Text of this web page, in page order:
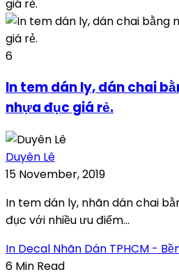
6
In tem dán ly, dán chai
nhựa đục giá rẻ.
Duyên Lê
15 November, 2019
In tem dán ly, nhãn dán chai
đục với nhiều ưu điểm...
In Decal Nhãn Dán TPHCM -
6 Min Read